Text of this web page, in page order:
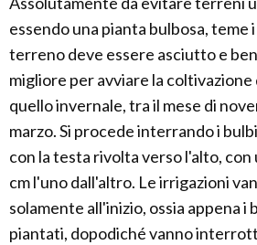
essendo una pianta bulbosa, teme
terreno deve essere asciutto e
migliore per avviare la coltivazione
quello invernale, tra il mese di
marzo. Si procede interrando i
con la testa rivolta verso l'alto, con
cm l'uno dall'altro. Le irrigazioni
solamente all'inizio, ossia appena i
piantati, dopodiché vanno